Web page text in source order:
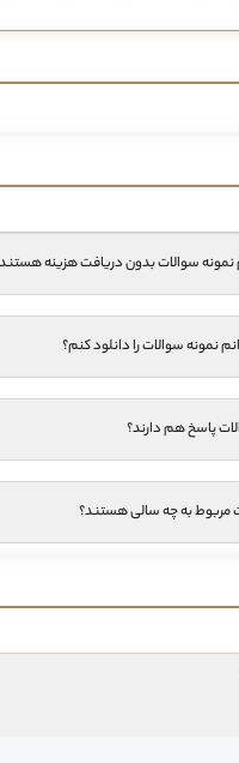
نمونه سوالات بدون دریافت هزینه
نمونه سوالات را دانلود کنم؟
پاسخ هم دارند؟
مربوط به چه سالی هستند؟